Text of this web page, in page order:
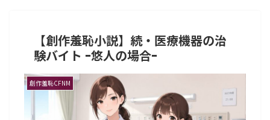
【創作羞恥小説】続・医療機器の治
験バイト ｰ悠人の場合ｰ
創作羞恥CFNM